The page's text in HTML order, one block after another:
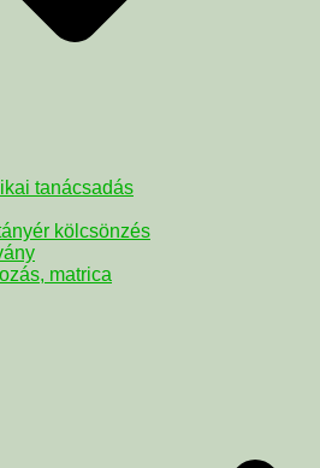
tanácsadás
kölcsönzés
matrica